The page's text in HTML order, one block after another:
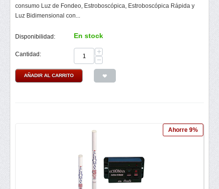
consumo Luz de Fondeo, Estroboscópica, Estroboscópica Rápida y
Luz Bidimensional con...
Disponibilidad: En stock
Cantidad:
+
−
AÑADIR AL CARRITO
Ahorre 9%